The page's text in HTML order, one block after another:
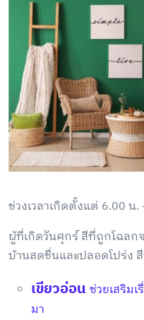
ช่วงเวลาเกิดตั้งแต่ 6.00 น.
ผู้ที่เกิดวันศุกร์ สีที่ถูกโฉลก
บ้านสดชื่นและปลอดโปร่ง
เขียวอ่อน ช่วยเสริม
มา